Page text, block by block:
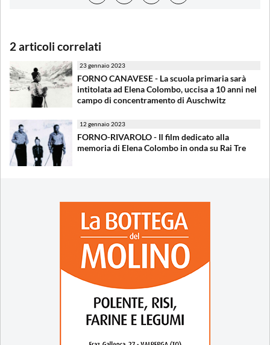
2 articoli correlati
23 gennaio 2023
FORNO CANAVESE - La scuola primaria sarà
intitolata ad Elena Colombo, uccisa a 10 anni nel
campo di concentramento di Auschwitz
12 gennaio 2023
FORNO-RIVAROLO - Il film dedicato alla
memoria di Elena Colombo in onda su Rai Tre